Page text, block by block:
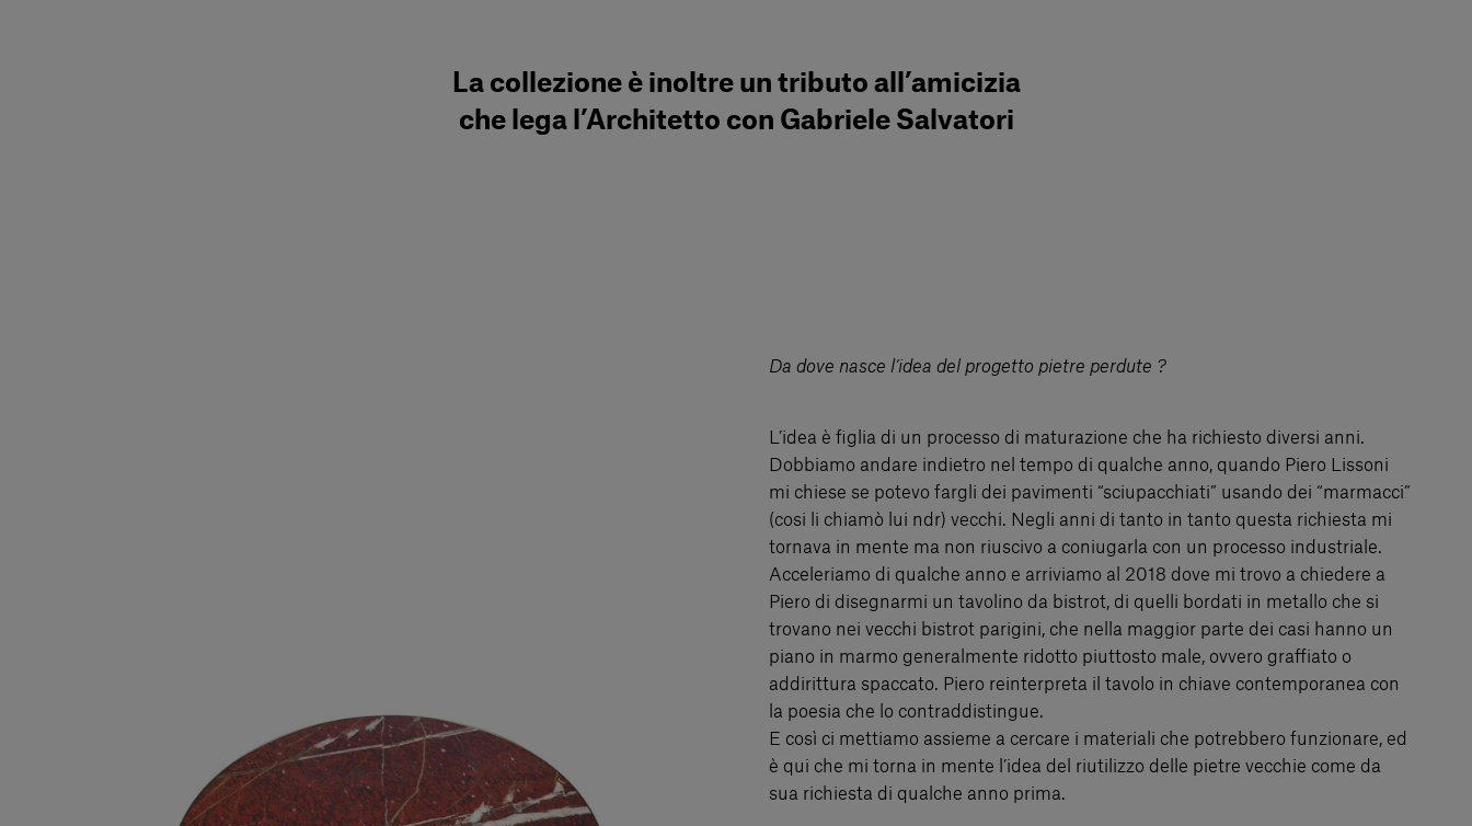
La collezione è inoltre un tributo all’amicizia
che lega l’Architetto con Gabriele Salvatori
Da dove nasce l’idea del progetto pietre perdute ?
L’idea è figlia di un processo di maturazione che ha richiesto diversi anni.
Dobbiamo andare indietro nel tempo di qualche anno, quando Piero Lissoni
mi chiese se potevo fargli dei pavimenti “sciupacchiati” usando dei “marmacci”
(cosi li chiamò lui ndr) vecchi. Negli anni di tanto in tanto questa richiesta mi
tornava in mente ma non riuscivo a coniugarla con un processo industriale.
Acceleriamo di qualche anno e arriviamo al 2018 dove mi trovo a chiedere a
Piero di disegnarmi un tavolino da bistrot, di quelli bordati in metallo che si
trovano nei vecchi bistrot parigini, che nella maggior parte dei casi hanno un
piano in marmo generalmente ridotto piuttosto male, ovvero graffiato o
addirittura spaccato. Piero reinterpreta il tavolo in chiave contemporanea con
la poesia che lo contraddistingue.
E così ci mettiamo assieme a cercare i materiali che potrebbero funzionare, ed
è qui che mi torna in mente l’idea del riutilizzo delle pietre vecchie come da
sua richiesta di qualche anno prima.